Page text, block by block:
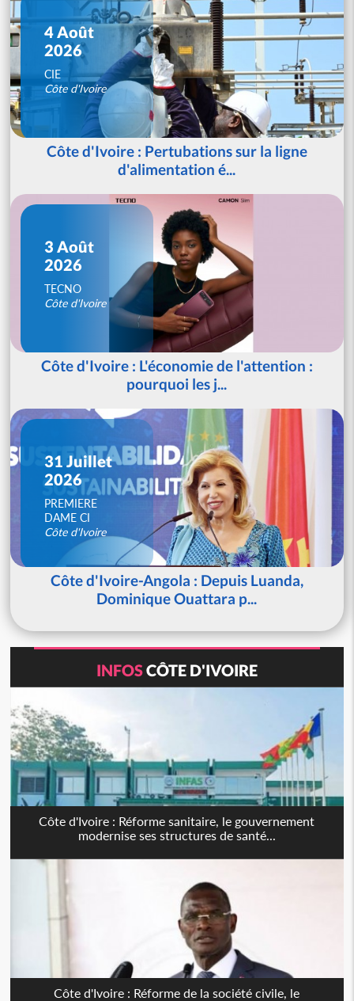
4 Août
2026
CIE
Côte d'Ivoire
Côte d'Ivoire : Pertubations sur la ligne
d'alimentation é...
3 Août
2026
TECNO
Côte d'Ivoire
Côte d'Ivoire : L'économie de l'attention :
pourquoi les j...
31 Juillet
2026
PREMIERE
DAME CI
Côte d'Ivoire
Côte d'Ivoire-Angola : Depuis Luanda,
Dominique Ouattara p...
INFOSCÔTE D'IVOIRE
Côte d'Ivoire : Réforme sanitaire, le gouvernement
modernise ses structures de santé...
Côte d'Ivoire : Réforme de la société civile, le